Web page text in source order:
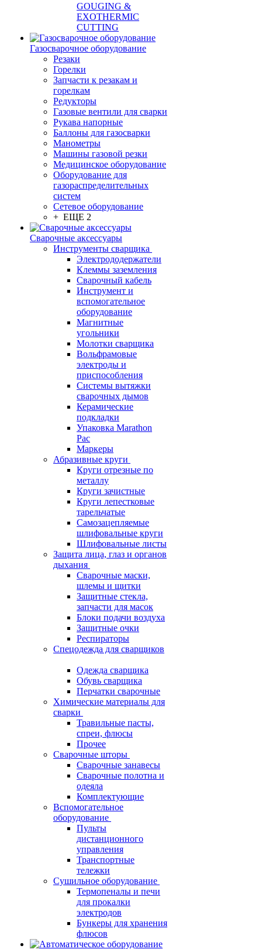
GOUGING &
EXOTHERMIC
CUTTING
Газосварочное оборудование
Резаки
Горелки
Запчасти к резакам и
горелкам
Редукторы
Газовые вентили для сварки
Рукава напорные
Баллоны для газосварки
Манометры
Машины газовой резки
Медицинское оборудование
Оборудование для
газораспределительных
систем
Сетевое оборудование
+ ЕЩЕ 2
Сварочные аксессуары
Инструменты сварщика
Электрододержатели
Клеммы заземления
Сварочный кабель
Инструмент и
вспомогательное
оборудование
Магнитные
угольники
Молотки сварщика
Вольфрамовые
электроды и
приспособления
Системы вытяжки
сварочных дымов
Керамические
подкладки
Упаковка Marathon
Pac
Маркеры
Абразивные круги
Круги отрезные по
металлу
Круги зачистные
Круги лепестковые
тарельчатые
Самозацепляемые
шлифовальные круги
Шлифовальные листы
Защита лица, глаз и органов
дыхания
Сварочные маски,
шлемы и щитки
Защитные стекла,
запчасти для масок
Блоки подачи воздуха
Защитные очки
Респираторы
Спецодежда для сварщиков
Одежда сварщика
Обувь сварщика
Перчатки сварочные
Химические материалы для
сварки
Травильные пасты,
спреи, флюсы
Прочее
Сварочные шторы
Сварочные занавесы
Сварочные полотна и
одеяла
Комплектующие
Вспомогательное
оборудование
Пульты
дистанционного
управления
Транспортные
тележки
Сушильное оборудование
Термопеналы и печи
для прокалки
электродов
Бункеры для хранения
флюсов